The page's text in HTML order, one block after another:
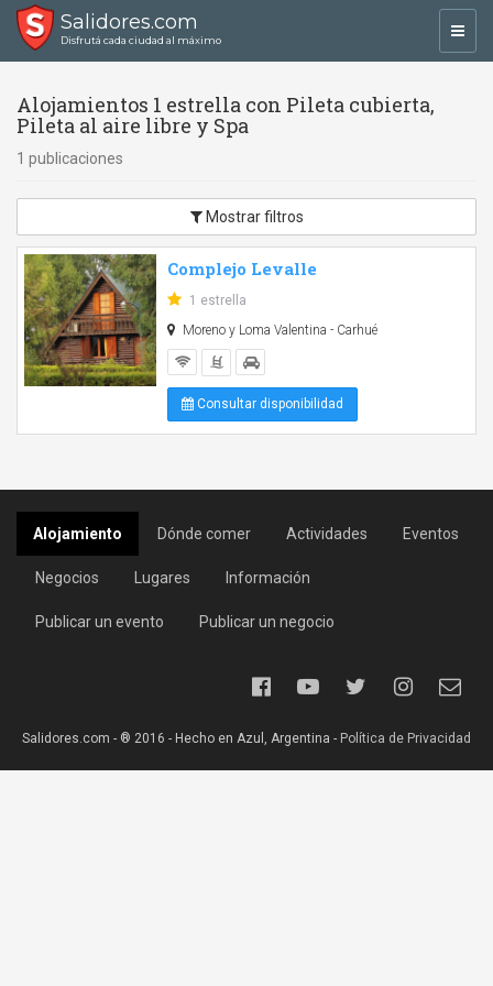
Salidores.com
Disfrutá cada ciudad al máximo
Alojamientos 1 estrella con Pileta cubierta,
Pileta al aire libre y Spa
1 publicaciones
Mostrar filtros
Complejo Levalle
1 estrella
Moreno y Loma Valentina - Carhué
Consultar disponibilidad
Alojamiento Dónde comer Actividades Eventos
Negocios Lugares Información
Publicar un evento Publicar un negocio
Salidores.com - ® 2016 - Hecho en Azul, Argentina - Política de Privacidad